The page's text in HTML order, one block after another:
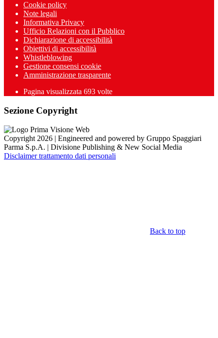
Cookie policy
Note legali
Informativa Privacy
Ufficio Relazioni con il Pubblico
Dichiarazione di accessibilità
Obiettivi di accessibilità
Whistleblowing
Gestione consensi cookie
Amministrazione trasparente
Pagina visualizzata 693 volte
Sezione Copyright
Copyright 2026 | Engineered and powered by Gruppo Spaggiari
Parma S.p.A. | Divisione Publishing & New Social Media
Disclaimer trattamento dati personali
Back to top